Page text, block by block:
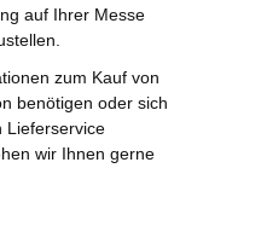
auf Ihrer Messe
zum Kauf von
benötigen oder sich
Lieferservice
wir Ihnen gerne